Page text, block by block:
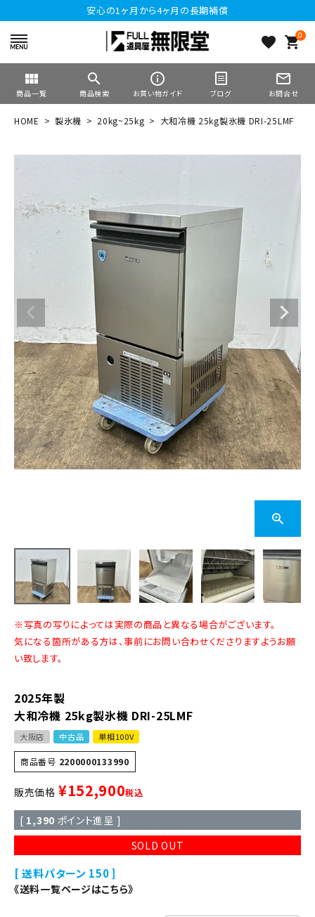
安心の1ヶ月から4ヶ月の長期補償
favorite 0
shopping_cart
view_module
商品一覧
search
商品検索
info_outline
お買い物ガイド ブログ
mail_outline
お問合せ
HOME 製氷機 20kg~25kg 大和冷機 25kg製氷機 DRI-25LMF
※写真の写りによっては実際の商品と異なる場合がございます。
気になる箇所がある方は、事前にお問い合わせくださりますようお願
い致します。
2025年製
大和冷機 25kg製氷機 DRI-25LMF
大阪店 中古品 単相100V
商品番号 2200000133990
販売価格 ¥152,900税込
[ 1,390 ポイント進呈 ]
SOLD OUT
送料パターン 150
《送料一覧ページはこちら》